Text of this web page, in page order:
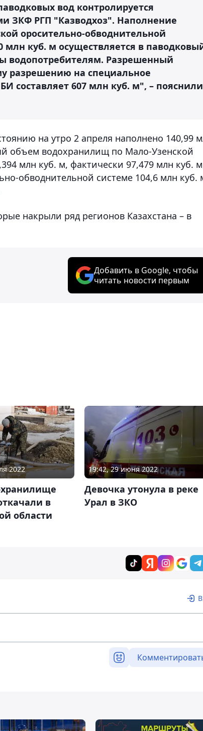
вод контролируется
ЗКФ РГП "Казводхоз". Наполнение
оросительно-обводнительной
куб. м осуществляется в
водопотребителям. Разрешенный
разрешению на специальное
составляет 607 млн куб. м", – пояснили
на утро 2 апреля наполнено 140,99
объем водохранилищ по Мало-Узенской
млн куб. м, фактически 97,479 млн куб.
обводнительной системе 104,6 млн куб.
накрыли ряд регионов Казахстана – в
Добавить в Google, чтобы
читать новости первым
2022
в
области
19:42, 29 июня 2022
Девочка утонула в реке
Урал в ЗКО